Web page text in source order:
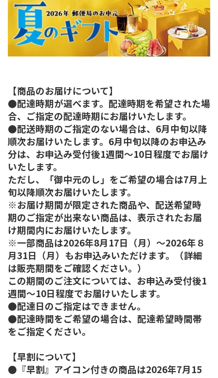
【商品のお届けについて】
●配達時期が選べます。配達時期を希望された場
合、ご指定の配達時期にお届けいたします。
●配送時期のご指定のない場合は、6月中旬以降
順次お届けいたします。6月中旬以降のお申込み
分は、お申込み受付後1週間～10日程度でお届け
いたします。
ただし、「御中元のし」をご希望の場合は7月上
旬以降順次お届けいたします。
※お届け期間が限定された商品や、配送希望時
期のご指定が出来ない商品は、表示されたお届
け期間内にお届けいたします。
※一部商品は2026年8月17日（月）～2026年８
月31日（月）もお申込みいただけます。（詳細
は販売期間をご確認ください。）
この期間のご注文については、お申込み受付後1
週間～10日程度でお届けいたします。
●配達日のご指定はできません。
●配達時間をご希望の場合は、配達希望時間帯
をご指定ください。
【早割について】
●『早割』アイコン付きの商品は2026年7月15